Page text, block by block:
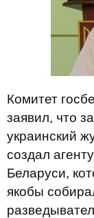
Комитет
заявил, что
украинский
создал
Беларуси,
якобы